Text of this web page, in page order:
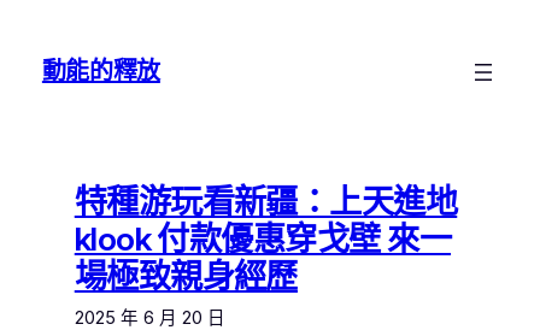
動能的釋放
特種游玩看新疆：上天進地
klook 付款優惠穿戈壁 來一
場極致親身經歷
2025 年 6 月 20 日